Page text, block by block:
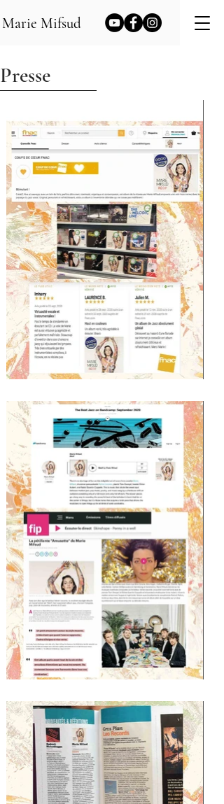
Marie Mifsud
Presse